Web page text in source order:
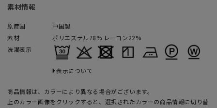
素材情報
原産国
中国製
素材
ポリエステル78% レーヨン22%
洗濯表示
表示について
商品情報は、カラーにより異なる場合がございます。
上のカラー画像をクリックすると、選択されたカラーの商品情報に切り替